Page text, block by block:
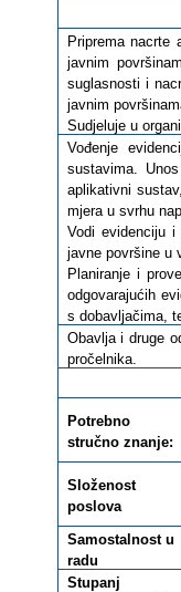
Priprema nacrte
javnim
suglasnosti i
javnim
Sudjeluje u
Vođenje
sustavima.
aplikativni
mjera u svrhu
Vodi evidenciju
javne površine u
Planiranje i
odgovarajućih
s dobavljačima,
Obavlja i druge
pročelnika.
Potrebno
stručno znanje:
Složenost
poslova
Samostalnost u
radu
Stupanj